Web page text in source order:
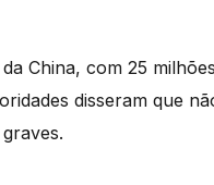
China, com 25
disseram que